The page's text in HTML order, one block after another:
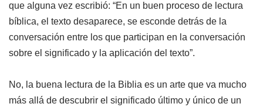
que alguna vez escribió: “En un buen proceso de lectura
bíblica, el texto desaparece, se esconde detrás de la
conversación entre los que participan en la conversación
sobre el significado y la aplicación del texto”.
No, la buena lectura de la Biblia es un arte que va mucho
más allá de descubrir el significado último y único de un